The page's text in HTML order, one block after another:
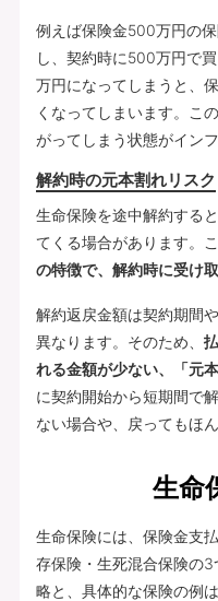
例えば保険金500万円の
し、契約時に500万円で
万円になってしまうと、
くなってしまいます。こ
がってしまう状態がイン
解約時の元本割れリスク
生命保険を途中解約する
てくる場合があります。こ
の特徴で、解約時に受け
解約返戻金額は契約期間
異なります。そのため、
れる金額が少ない、「元
に契約開始から短期間で
ない場合や、戻ってもほ
生命
生命保険には、保険金支
存保険・生死混合保険の
略と、具体的な保険の例